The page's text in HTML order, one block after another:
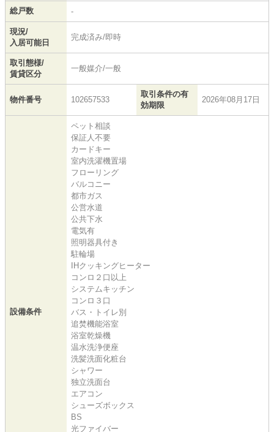
総戸数 -
現況/
入居可能日
完成済み/即時
取引態様/
賃貸区分
一般媒介/一般
物件番号 102657533
取引条件の有
効期限
2026年08月17日
設備条件
ペット相談
保証人不要
カードキー
室内洗濯機置場
フローリング
バルコニー
都市ガス
公営水道
公共下水
電気有
照明器具付き
駐輪場
IHクッキングヒーター
コンロ２口以上
システムキッチン
コンロ３口
バス・トイレ別
追焚機能浴室
浴室乾燥機
温水洗浄便座
洗髪洗面化粧台
シャワー
独立洗面台
エアコン
シューズボックス
BS
光ファイバー